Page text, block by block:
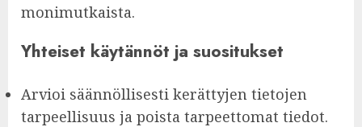
monimutkaista.
Yhteiset käytännöt ja suositukset
Arvioi säännöllisesti kerättyjen tietojen
tarpeellisuus ja poista tarpeettomat tiedot.